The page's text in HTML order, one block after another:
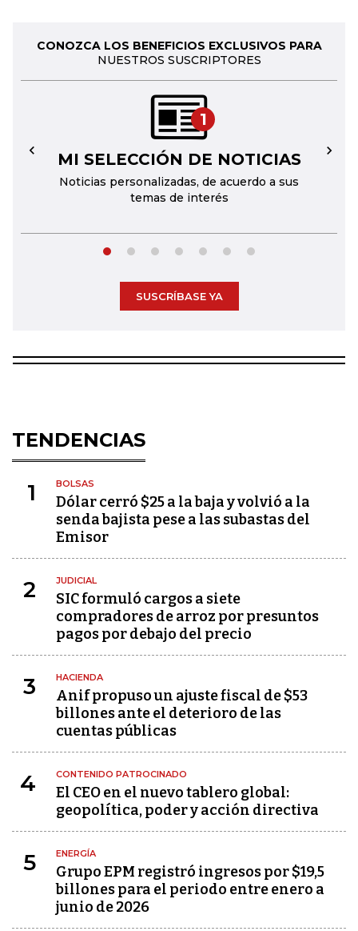
CONOZCA LOS BENEFICIOS EXCLUSIVOS PARA
NUESTROS SUSCRIPTORES
1
MI SELECCIÓN DE NOTICIAS
Noticias personalizadas, de acuerdo a sus
temas de interés
← →
SUSCRÍBASE YA
TENDENCIAS
1 BOLSAS
Dólar cerró $25 a la baja y volvió a la
senda bajista pese a las subastas del
Emisor
2 JUDICIAL
SIC formuló cargos a siete
compradores de arroz por presuntos
pagos por debajo del precio
3 HACIENDA
Anif propuso un ajuste fiscal de $53
billones ante el deterioro de las
cuentas públicas
4 CONTENIDO PATROCINADO
El CEO en el nuevo tablero global:
geopolítica, poder y acción directiva
5 ENERGÍA
Grupo EPM registró ingresos por $19,5
billones para el periodo entre enero a
junio de 2026